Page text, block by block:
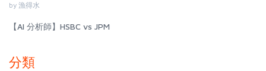
by 漁得水
【AI 分析師】HSBC vs JPM
分類